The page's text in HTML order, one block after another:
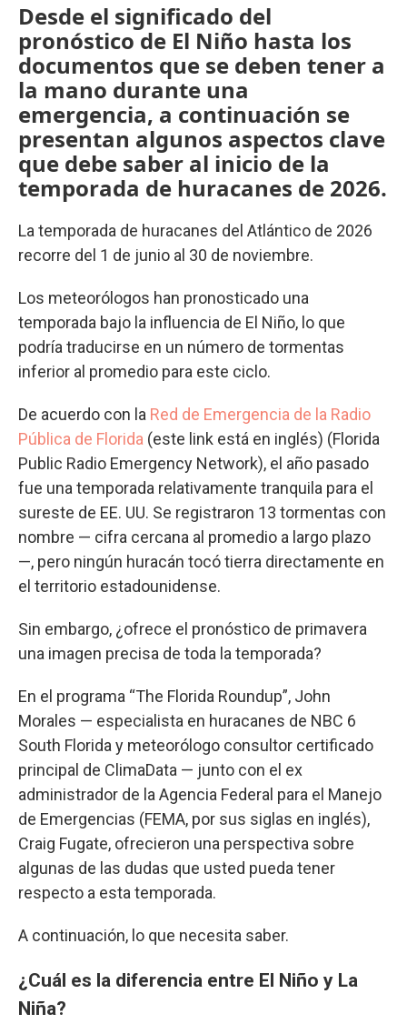
Desde el significado del
pronóstico de El Niño hasta los
documentos que se deben tener a
la mano durante una
emergencia, a continuación se
presentan algunos aspectos clave
que debe saber al inicio de la
temporada de huracanes de 2026.
La temporada de huracanes del Atlántico de 2026
recorre del 1 de junio al 30 de noviembre.
Los meteorólogos han pronosticado una
temporada bajo la influencia de El Niño, lo que
podría traducirse en un número de tormentas
inferior al promedio para este ciclo.
De acuerdo con la Red de Emergencia de la Radio
Pública de Florida (este link está en inglés) (Florida
Public Radio Emergency Network), el año pasado
fue una temporada relativamente tranquila para el
sureste de EE. UU. Se registraron 13 tormentas con
nombre — cifra cercana al promedio a largo plazo
—, pero ningún huracán tocó tierra directamente en
el territorio estadounidense.
Sin embargo, ¿ofrece el pronóstico de primavera
una imagen precisa de toda la temporada?
En el programa “The Florida Roundup”, John
Morales — especialista en huracanes de NBC 6
South Florida y meteorólogo consultor certificado
principal de ClimaData — junto con el ex
administrador de la Agencia Federal para el Manejo
de Emergencias (FEMA, por sus siglas en inglés),
Craig Fugate, ofrecieron una perspectiva sobre
algunas de las dudas que usted pueda tener
respecto a esta temporada.
A continuación, lo que necesita saber.
¿Cuál es la diferencia entre El Niño y La
Niña?